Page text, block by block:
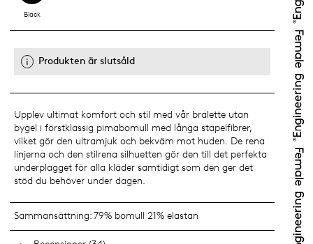
Black
Produkten är slutsåld
Upplev ultimat komfort och stil med vår bralette utan
bygel i förstklassig pimabomull med långa stapelfibrer,
vilket gör den ultramjuk och bekväm mot huden. De rena
linjerna och den stilrena silhuetten gör den till det perfekta
underplagget för alla kläder samtidigt som den ger det
stöd du behöver under dagen.
Sammansättning:79% bomull 21% elastan